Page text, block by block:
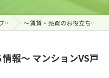
グ ～賃貸・売買のお役立ち情報～ マンションVS戸建て
報～ マンションVS戸